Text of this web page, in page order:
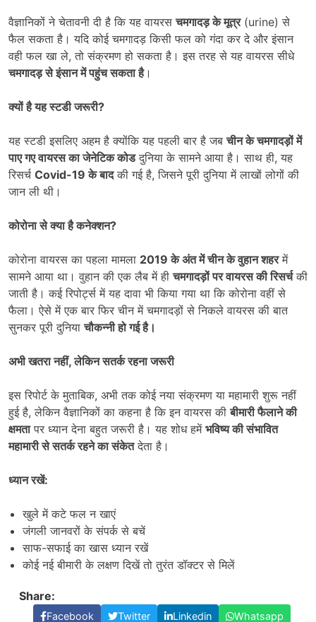
वैज्ञानिकों ने चेतावनी दी है कि यह वायरसचमगादड़ के मूत्र(urine) से
फैल सकता है। यदि कोई चमगादड़ किसी फल को गंदा कर दे और इंसान
वही फल खा ले, तो संक्रमण हो सकता है। इस तरह से यह वायरस सीधे
चमगादड़ से इंसान में पहुंच सकता है।
क्यों है यह स्टडी जरूरी?
यह स्टडी इसलिए अहम है क्योंकि यह पहली बार है जबचीन के चमगादड़ों में
पाए गए वायरस का जेनेटिक कोडदुनिया के सामने आया है। साथ ही, यह
रिसर्च Covid-19के बादकी गई है, जिसने पूरी दुनिया में लाखों लोगों की
जान ली थी।
कोरोना से क्या है कनेक्शन?
कोरोना वायरस का पहला मामला 2019के अंत में चीन के वुहान शहरमें
सामने आया था। वुहान की एक लैब में हीचमगादड़ों पर वायरस की रिसर्चकी
जाती है। कई रिपोर्ट्स में यह दावा भी किया गया था कि कोरोना वहीं से
फैला। ऐसे में एक बार फिर चीन में चमगादड़ों से निकले वायरस की बात
सुनकर पूरी दुनियाचौकन्नी हो गई है।
अभी खतरा नहीं,लेकिन सतर्क रहना जरूरी
इस रिपोर्ट के मुताबिक, अभी तक कोई नया संक्रमण या महामारी शुरू नहीं
हुई है, लेकिन वैज्ञानिकों का कहना है कि इन वायरस कीबीमारी फैलाने की
क्षमतापर ध्यान देना बहुत जरूरी है। यह शोध हमें भविष्य की संभावित
महामारी से सतर्क रहने का संकेतदेता है।
ध्यान रखें:
खुले में कटे फल न खाएं
जंगली जानवरों के संपर्क से बचें
साफ-सफाई का खास ध्यान रखें
कोई नई बीमारी के लक्षण दिखें तो तुरंत डॉक्टर से मिलें
Share:
Facebook Twitter Linkedin Whatsapp